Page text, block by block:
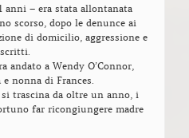
anni – era stata allontanata
scorso, dopo le denunce ai
di domicilio, aggressione e
andato a Wendy O’Connor,
nonna di Frances.
trascina da oltre un anno, i
far ricongiungere madre